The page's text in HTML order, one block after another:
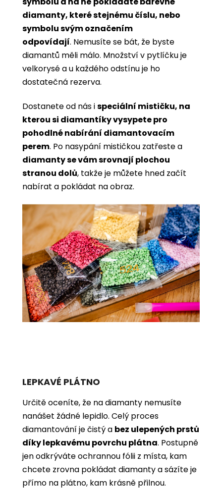
diamanty, které stejnému číslu, nebo
symbolu svým označením
odpovídají. Nemusíte se bát, že byste
diamantů měli málo. Množství v pytlíčku je
velkorysé a u každého odstínu je ho
dostatečná rezerva.
Dostanete od nás ispeciální mističku, na
kterou si diamantíky vysypete pro
pohodlné nabírání diamantovacím
perem. Po nasypání mističkou zatřeste a
diamanty se vám srovnají plochou
stranou dolů, takže je můžete hned začít
nabírat a pokládat na obraz.
LEPKAVÉ PLÁTNO
Určitě oceníte, že na diamanty nemusíte
nanášet žádné lepidlo. Celý proces
diamantování je čistý a bez ulepených prstů
díky lepkavému povrchu plátna. Postupně
jen odkrýváte ochrannou fólii z místa, kam
chcete zrovna pokládat diamanty a sázíte je
přímo na plátno, kam krásně přilnou.